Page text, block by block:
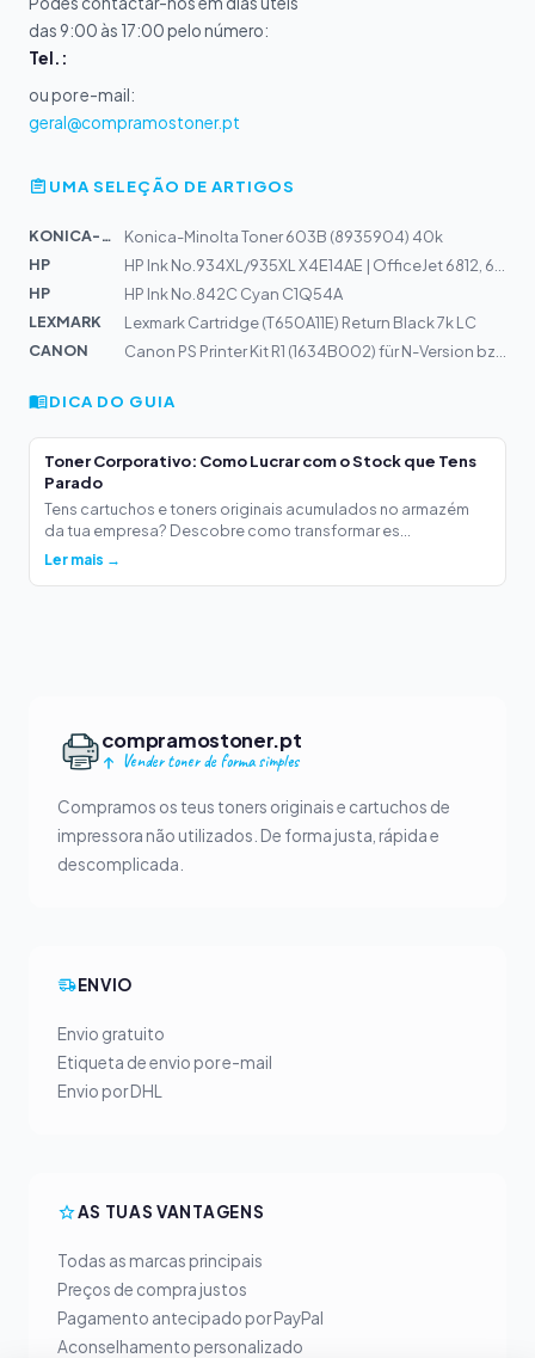
das 9:00 às 17:00 pelo número:
Tel.:
ou por e-mail:
geral@compramostoner.pt
UMA SELEÇÃO DE ARTIGOS
KONICA-MIN...
Konica-Minolta Toner 603B (8935904) 40k
HP
HP
HP Ink No.842C Cyan C1Q54A
LEXMARK
Lexmark Cartridge (T650A11E) Return Black 7k LC
CANON
DICA DO GUIA
Toner Corporativo: Como Lucrar com o Stock que Tens
Parado
Tens cartuchos e toners originais acumulados no armazém
da tua empresa? Descobre como transformar es...
Ler mais →
compramostoner.pt
Vender toner de forma simples
Compramos os teus toners originais e cartuchos de
impressora não utilizados. De forma justa, rápida e
descomplicada.
ENVIO
Envio gratuito
Etiqueta de envio por e-mail
Envio por DHL
AS TUAS VANTAGENS
Todas as marcas principais
Preços de compra justos
Pagamento antecipado por PayPal
Aconselhamento personalizado